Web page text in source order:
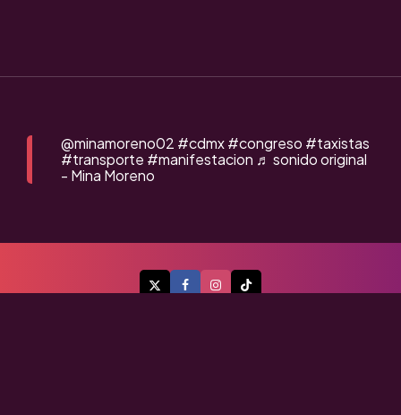
@minamoreno02 #cdmx#congreso #taxistas
#transporte #manifestacion ♬ sonido original
- Mina Moreno